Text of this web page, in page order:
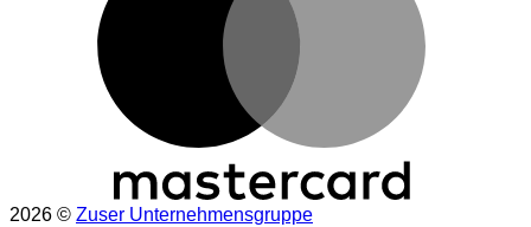
2026 © Zuser Unternehmensgruppe